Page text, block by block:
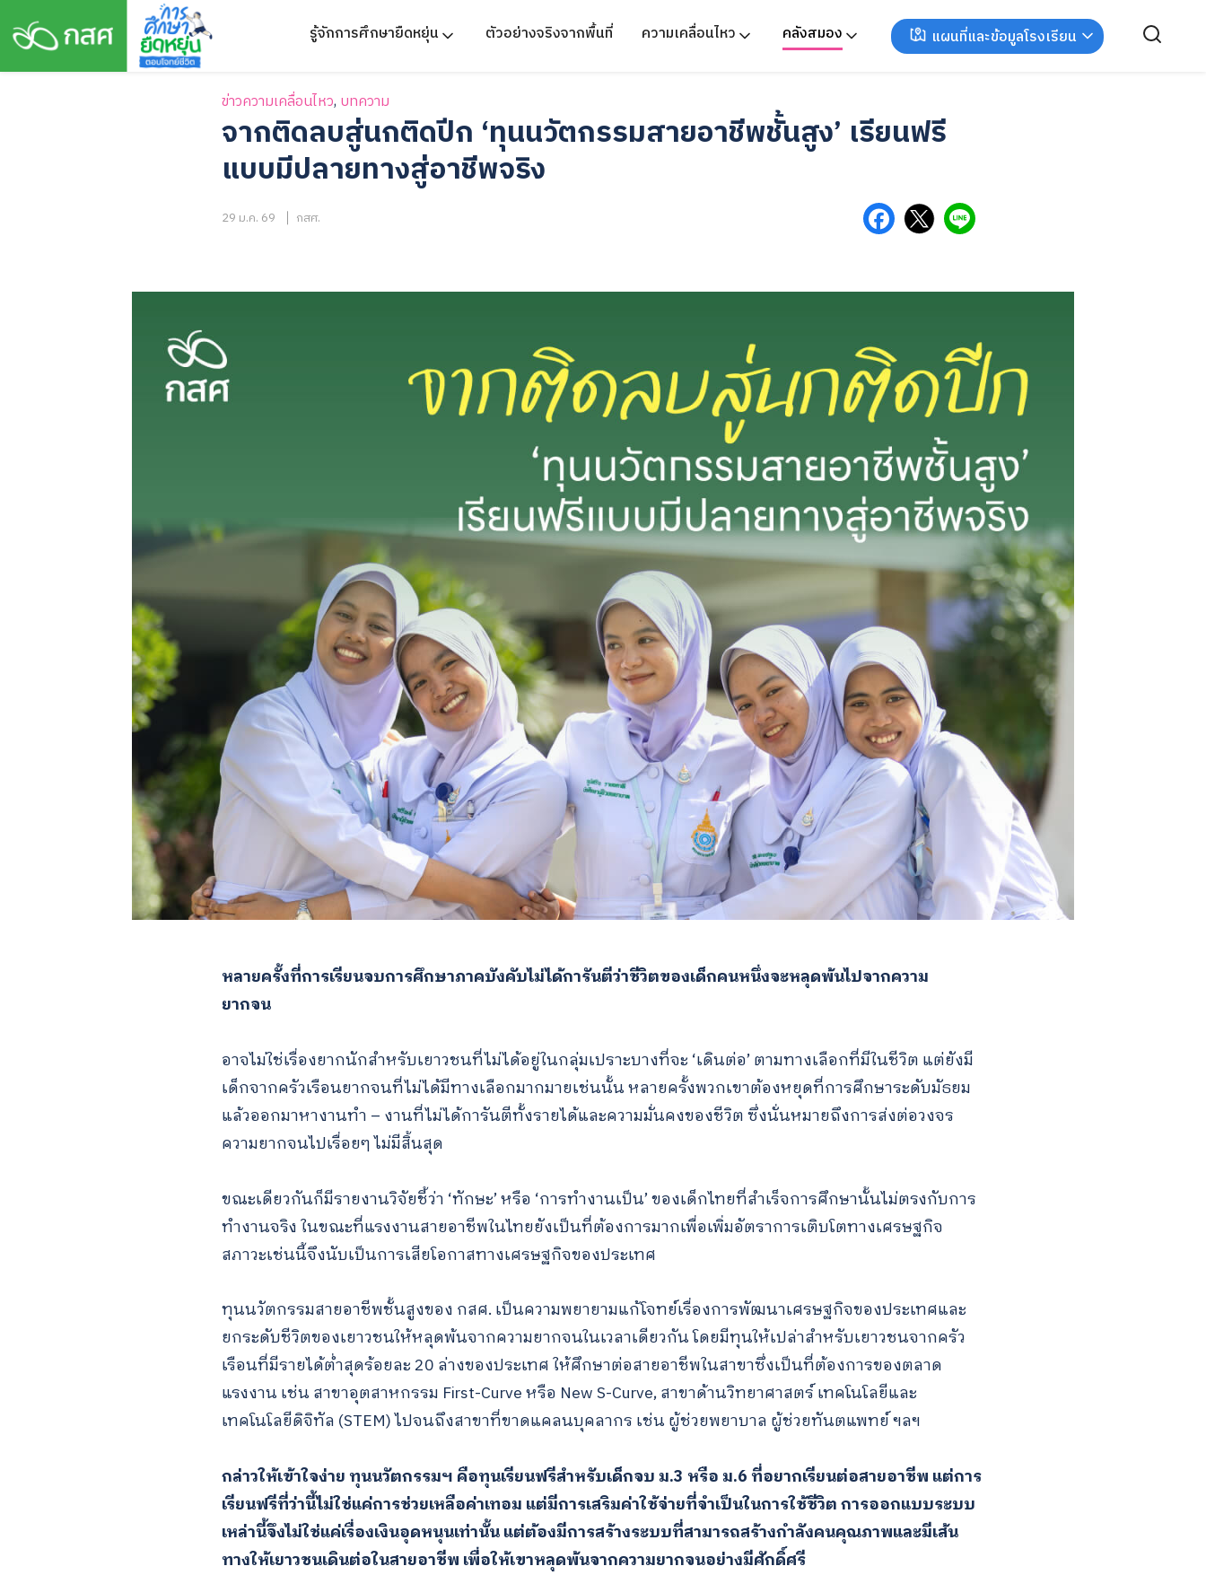
content
รู้จักการศึกษายืดหยุ่น ตัวอย่างจริงจากพื้นที่ ความเคลื่อนไหว คลังสมอง แผนที่และข้อมูลโรงเรียน
ข่าวความเคลื่อนไหว, บทความ
จากติดลบสู่นกติดปีก ‘ทุนนวัตกรรมสายอาชีพชั้นสูง’ เรียนฟรี
แบบมีปลายทางสู่อาชีพจริง
29 ม.ค. 69 กสศ.
หลายครั้งที่การเรียนจบการศึกษาภาคบังคับไม่ได้การันตีว่าชีวิตของเด็กคนหนึ่งจะหลุดพ้นไปจากความ
ยากจน
อาจไม่ใช่เรื่องยากนักสำหรับเยาวชนที่ไม่ได้อยู่ในกลุ่มเปราะบางที่จะ ‘เดินต่อ’ ตามทางเลือกที่มีในชีวิต แต่ยังมี
เด็กจากครัวเรือนยากจนที่ไม่ได้มีทางเลือกมากมายเช่นนั้น หลายครั้งพวกเขาต้องหยุดที่การศึกษาระดับมัธยม
แล้วออกมาหางานทำ – งานที่ไม่ได้การันตีทั้งรายได้และความมั่นคงของชีวิต ซึ่งนั่นหมายถึงการส่งต่อวงจร
ความยากจนไปเรื่อยๆ ไม่มีสิ้นสุด
ขณะเดียวกันก็มีรายงานวิจัยชี้ว่า ‘ทักษะ’ หรือ ‘การทำงานเป็น’ ของเด็กไทยที่สำเร็จการศึกษานั้นไม่ตรงกับการ
ทำงานจริง ในขณะที่แรงงานสายอาชีพในไทยยังเป็นที่ต้องการมากเพื่อเพิ่มอัตราการเติบโตทางเศรษฐกิจ
สภาวะเช่นนี้จึงนับเป็นการเสียโอกาสทางเศรษฐกิจของประเทศ
ทุนนวัตกรรมสายอาชีพชั้นสูงของ กสศ. เป็นความพยายามแก้โจทย์เรื่องการพัฒนาเศรษฐกิจของประเทศและ
ยกระดับชีวิตของเยาวชนให้หลุดพ้นจากความยากจนในเวลาเดียวกัน โดยมีทุนให้เปล่าสำหรับเยาวชนจากครัว
เรือนที่มีรายได้ต่ำสุดร้อยละ 20 ล่างของประเทศ ให้ศึกษาต่อสายอาชีพในสาขาซึ่งเป็นที่ต้องการของตลาด
แรงงาน เช่น สาขาอุตสาหกรรม First-Curve หรือ New S-Curve, สาขาด้านวิทยาศาสตร์ เทคโนโลยีและ
เทคโนโลยีดิจิทัล (STEM) ไปจนถึงสาขาที่ขาดแคลนบุคลากร เช่น ผู้ช่วยพยาบาล ผู้ช่วยทันตแพทย์ ฯลฯ
กล่าวให้เข้าใจง่าย ทุนนวัตกรรมฯ คือทุนเรียนฟรีสำหรับเด็กจบ ม.3 หรือ ม.6 ที่อยากเรียนต่อสายอาชีพ แต่การ
เรียนฟรีที่ว่านี้ไม่ใช่แค่การช่วยเหลือค่าเทอม แต่มีการเสริมค่าใช้จ่ายที่จำเป็นในการใช้ชีวิต การออกแบบระบบ
เหล่านี้จึงไม่ใช่แค่เรื่องเงินอุดหนุนเท่านั้น แต่ต้องมีการสร้างระบบที่สามารถสร้างกำลังคนคุณภาพและมีเส้น
ทางให้เยาวชนเดินต่อในสายอาชีพ เพื่อให้เขาหลุดพ้นจากความยากจนอย่างมีศักดิ์ศรี